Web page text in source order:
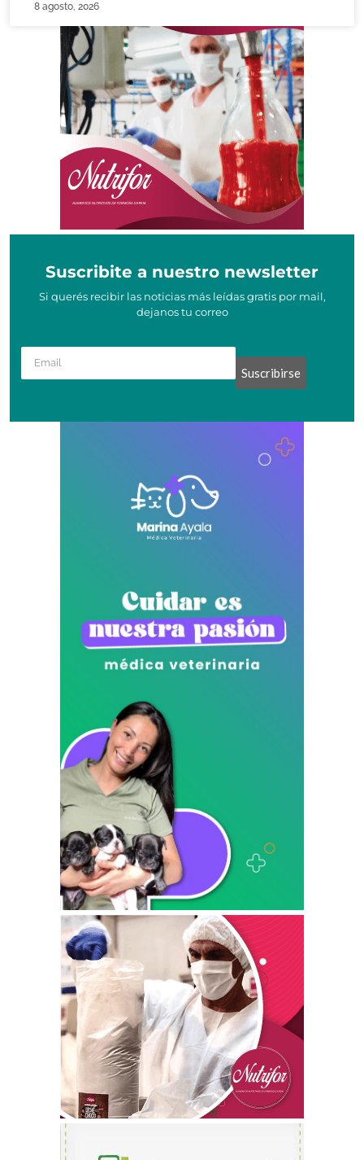
8 agosto, 2026
Suscribite a nuestro newsletter
Si querés recibir las noticias más leídas gratis por mail,
dejanos tu correo
Suscribirse